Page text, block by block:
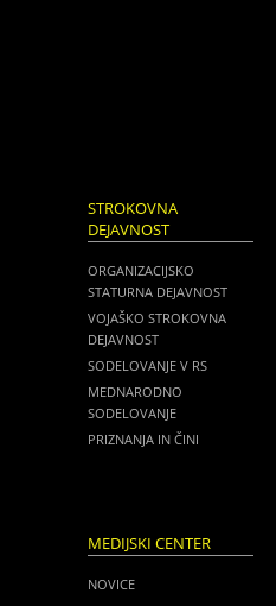
STROKOVNA
DEJAVNOST
ORGANIZACIJSKO
STATURNA DEJAVNOST
VOJAŠKO STROKOVNA
DEJAVNOST
SODELOVANJE V RS
MEDNARODNO
SODELOVANJE
PRIZNANJA IN ČINI
MEDIJSKI CENTER
NOVICE